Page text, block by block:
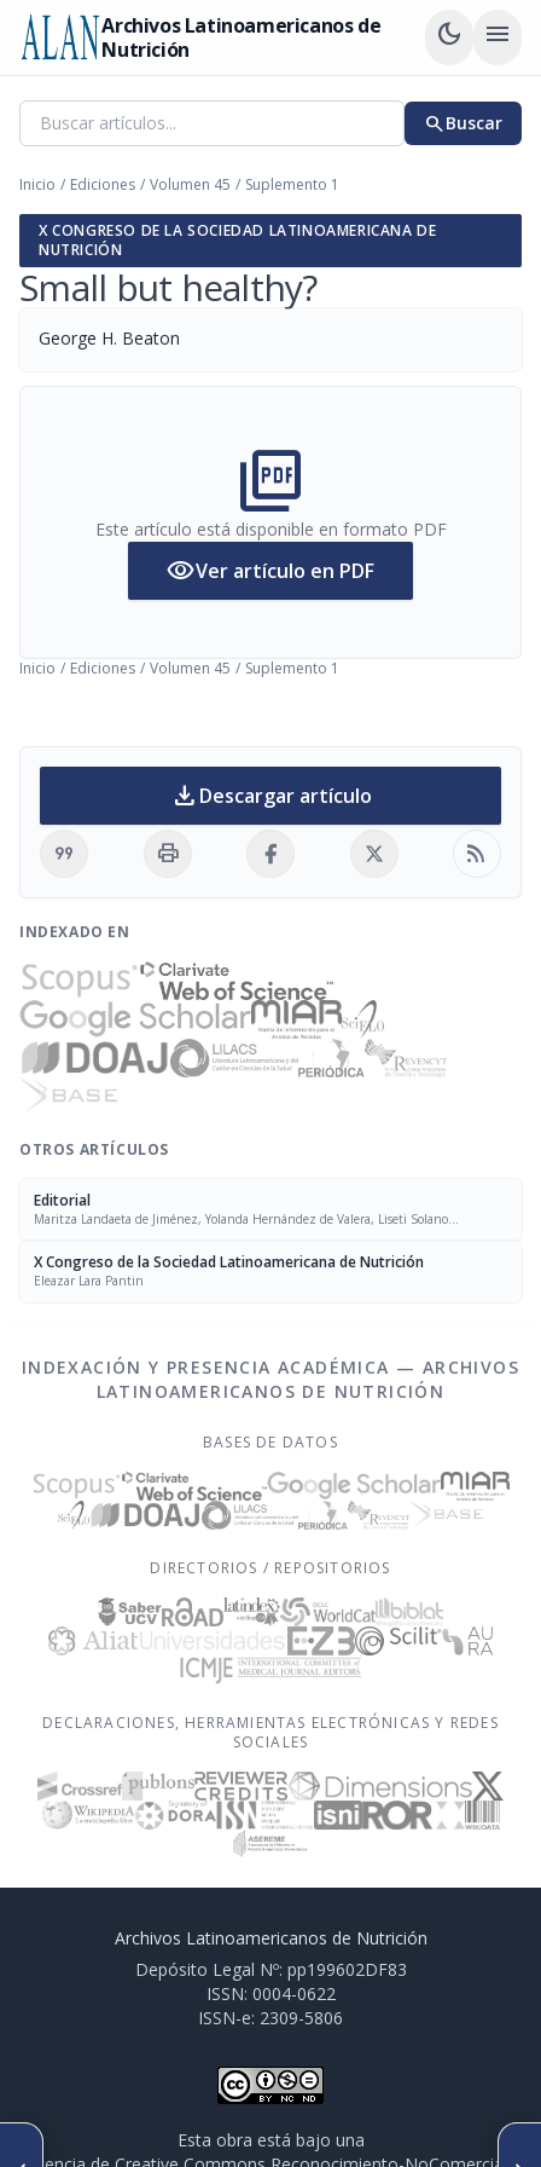
Archivos Latinoamericanos de
Nutrición
dark_mode menu
searchBuscar
Inicio / Ediciones / Volumen 45 / Suplemento 1
X CONGRESO DE LA SOCIEDAD LATINOAMERICANA DE
NUTRICIÓN
Small but healthy?
George H. Beaton
picture_as_pdf
Este artículo está disponible en formato PDF
visibilityVer artículo en PDF
Inicio / Ediciones / Volumen 45 / Suplemento 1
download Descargar artículo
format_quote print rss_feed
INDEXADO EN
OTROS ARTÍCULOS
Editorial
Maritza Landaeta de Jiménez, Yolanda Hernández de Valera, Liseti Solano
X Congreso de la Sociedad Latinoamericana de Nutrición
Eleazar Lara Pantin
ARTÍCULO ANTERIOR SIGUIENTE ARTÍCULO
INDEXACIÓN Y PRESENCIA ACADÉMICA — ARCHIVOS
LATINOAMERICANOS DE NUTRICIÓN
BASES DE DATOS
DIRECTORIOS / REPOSITORIOS
DECLARACIONES, HERRAMIENTAS ELECTRÓNICAS Y REDES
SOCIALES
Archivos Latinoamericanos de Nutrición
Depósito Legal Nº: pp199602DF83
ISSN: 0004-0622
ISSN-e: 2309-5806
Esta obra está bajo una